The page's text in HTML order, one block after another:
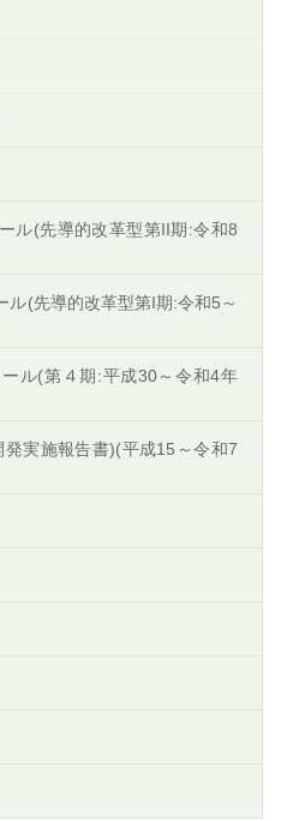
ル(先導的改革型第II期:令和8
ル(先導的改革型第I期:令和5～
ル(第４期:平成30～令和4年
実施報告書)(平成15～令和7